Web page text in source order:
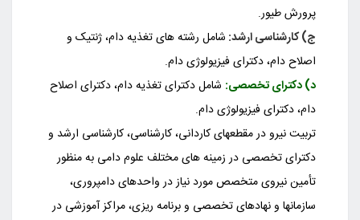
پرورش طیور.
ج) کارشناسی ارشد: شامل رشته های تغذیه دام، ژنتیک و
اصلاح دام، دکترای فیزیولوژی دام.
د) دکترای تخصصی: شامل دکترای تغذیه دام، دکترای اصلاح
دام، دکترای فیزیولوژی دام.
تربیت نیرو در مقطعهای کاردانی، کارشناسی، کارشناسی ارشد و
دکترای تخصصی در زمینه های مختلف علوم دامی به منظور
تأمین نیروی متخصص مورد نیاز در واحدهای دامپروری،
سازمانها و نهادهای تخصصی و برنامه ریزی، مراکز آموزشی در